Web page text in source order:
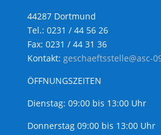
44287 Dortmund
Tel.: 0231 / 44 56 26
Fax: 0231 / 44 31 36
Kontakt: geschaeftsstelle@asc-
ÖFFNUNGSZEITEN
Dienstag: 09:00 bis 13:00 Uhr
Donnerstag 09:00 bis 13:00 Uhr